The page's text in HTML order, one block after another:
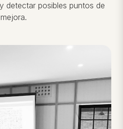
detectar posibles puntos de
mejora.